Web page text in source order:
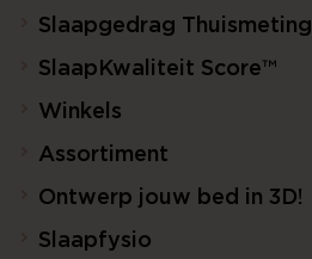
Slaapgedrag Thuismeting
SlaapKwaliteit Score™
Winkels
Assortiment
Ontwerp jouw bed in 3D!
Slaapfysio